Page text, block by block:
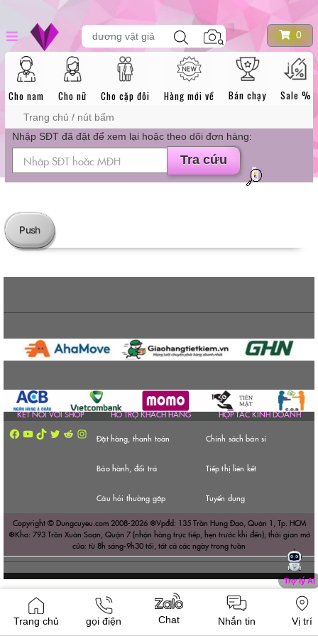
to
content
0
kiếm
sản
dương vật giả
Cho nam Cho nữ Cho cặp đôi Hàng mới về Bán chạy Sale %
Trang chủ / nút bấm
Nhập SĐT đã đặt để xem lại hoặc theo dõi đơn hàng:
Tra cứu
Push
KẾT NỐI VỚI SHOP
Facebook
YouTube
TikTokTwitterRedditInstagram
HỔ TRỢ KHÁCH HÀNG
Đặt hàng, thanh toán
Bảo hành, đổi trả
Câu hỏi thường gặp
HỢP TÁC KINH DOANH
Chính sách bán sỉ
Tiếp thị liên kết
Tuyển dụng
Copyright © Dungcuyeu.com 2008-2026 ❆Vpđd: 135 Trần Hưng Đạo, Quận 1, Tp. HCM
❆Kho: 793 Trần Xuân Soạn, Quận 7 (nhận hàng trực tiếp, hẹn trước khi đến); thời gian mở
cửa: từ 8h sáng-9h30 tối, tất cả các ngày trong tuần
Trang chủ gọi điện Chat Nhắn tin Vị trí